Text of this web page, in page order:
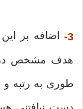
3- اضافه بر
هدف مشخص در
طوری به رتبه و